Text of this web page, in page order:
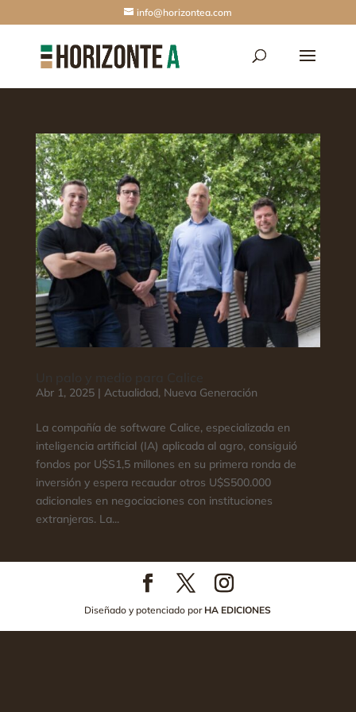
info@horizontea.com
Abr 1, 2025| Actualidad, Nueva Generación
La compañía de software Calice, especializada en
inteligencia artificial (IA) aplicada al agro, consiguió
fondos por U$S1,5 millones en su primera ronda de
inversión y espera recaudar otros U$S500.000
adicionales en negociaciones con instituciones
extranjeras. La...
Diseñado y potenciado por HA EDICIONES